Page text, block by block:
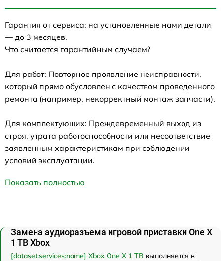
Гарантия от сервиса: на установленные нами детали
— до 3 месяцев.
Что считается гарантийным случаем?
Для работ: Повторное проявление неисправности,
который прямо обусловлен с качеством проведенного
ремонта (например, некорректный монтаж запчасти).
Для комплектующих: Преждевременный выход из
строя, утрата работоспособности или несоответствие
заявленным характеристикам при соблюдении
условий эксплуатации.
Показать полностью
Замена аудиоразъема игровой приставки One X
1 TB Xbox
[dataset:services:name] Xbox One X 1 TB выполняется в